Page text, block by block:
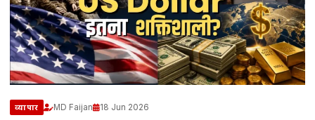
व्यापार MD Faijan 18 Jun 2026